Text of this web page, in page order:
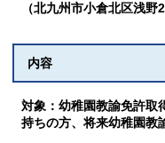
（北九州市小倉北区浅野
内容
対象：幼稚園教諭免許取
持ちの方、将来幼稚園教